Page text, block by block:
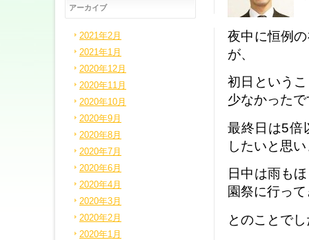
夜中に恒例
が、
初日という
少なかった
最終日は5倍
したいと思
日中は雨も
園祭に行っ
とのことで
アーカイブ
2021年2月
2021年1月
2020年12月
2020年11月
2020年10月
2020年9月
2020年8月
2020年7月
2020年6月
2020年4月
2020年3月
2020年2月
2020年1月